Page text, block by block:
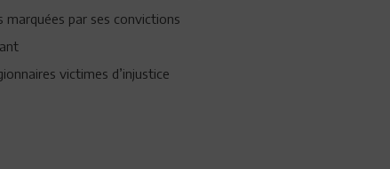
par ses convictions
victimes d’injustice